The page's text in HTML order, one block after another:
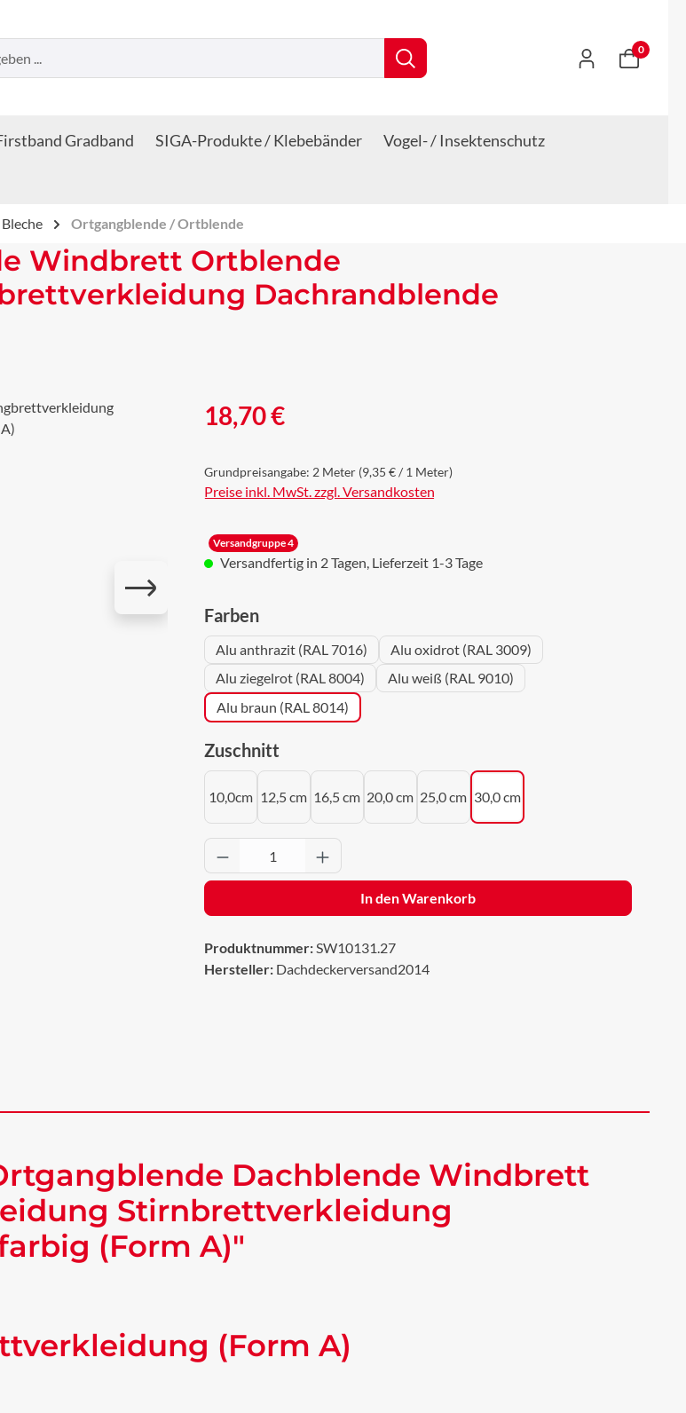
0
Gradband SIGA-Produkte / Klebebänder
Vogel- / Insektenschutz
Bleche Ortgangblende / Ortblende
Windbrett Ortblende
Dachrandblende
Regulärer Preis:
18,70 €
Grundpreisangabe: 2 Meter (9,35 € / 1 Meter)
Preise inkl. MwSt. zzgl. Versandkosten
Versandgruppe 4
Versandfertig in 2 Tagen, Lieferzeit 1-3 Tage
Farbenauswählen
Alu anthrazit (RAL 7016)
Alu oxidrot (RAL 3009)
Alu ziegelrot (RAL 8004)
Alu weiß (RAL 9010)
Alu braun (RAL 8014)
Zuschnittauswählen
10,0cm 12,5 cm 16,5 cm 20,0 cm 25,0 cm 30,0 cm
Produkt Anzahl: Gib den gewünschten Wert ein
In den Warenkorb
Produktnummer:SW10131.27
Hersteller: Dachdeckerversand2014
Dachblende Windbrett
Stirnbrettverkleidung
(Form A)"
(Form A)